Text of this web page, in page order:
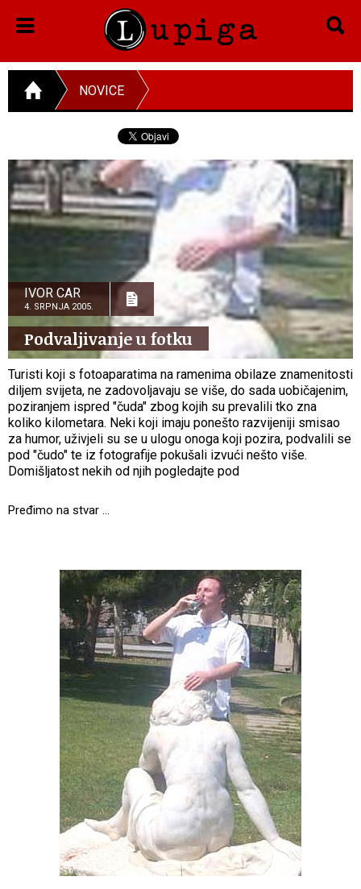
NOVICE
IVOR CAR
4. SRPNJA 2005.
Podvaljivanje u fotku
Turisti koji s fotoaparatima na ramenima obilaze znamenitosti
diljem svijeta, ne zadovoljavaju se više, do sada uobičajenim,
poziranjem ispred "čuda" zbog kojih su prevalili tko zna
koliko kilometara. Neki koji imaju ponešto razvijeniji smisao
za humor, uživjeli su se u ulogu onoga koji pozira, podvalili se
pod "čudo" te iz fotografije pokušali izvući nešto više.
Domišljatost nekih od njih pogledajte pod
Pređimo na stvar ...